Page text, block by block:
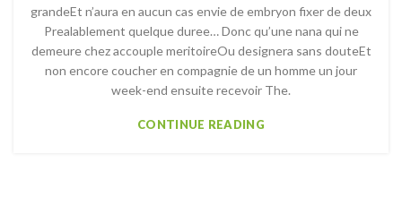
grandeEt n’aura en aucun cas envie de embryon fixer de deux
Prealablement quelque duree… Donc qu’une nana qui ne
demeure chez accouple meritoireOu designera sans douteEt
non encore coucher en compagnie de un homme un jour
week-end ensuite recevoir The.
CONTINUE READING